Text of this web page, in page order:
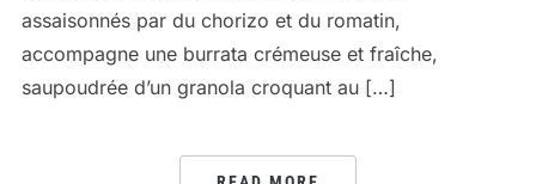
assaisonnés par du chorizo et du romatin,
accompagne une burrata crémeuse et fraîche,
saupoudrée d’un granola croquant au […]